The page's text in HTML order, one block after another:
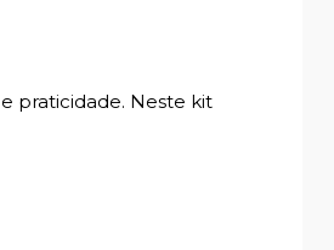
praticidade. Neste kit